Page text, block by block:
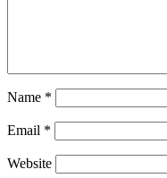
Name *
Email *
Website